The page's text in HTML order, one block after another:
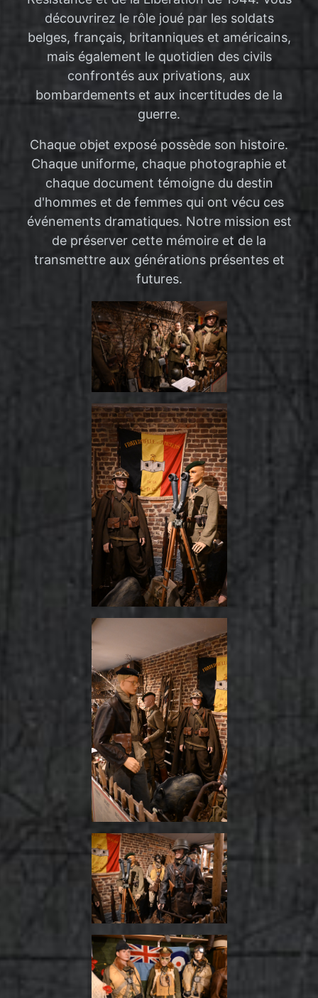
découvrirez le rôle joué par les soldats
belges, français, britanniques et américains,
mais également le quotidien des civils
confrontés aux privations, aux
bombardements et aux incertitudes de la
guerre.
Chaque objet exposé possède son histoire.
Chaque uniforme, chaque photographie et
chaque document témoigne du destin
d'hommes et de femmes qui ont vécu ces
événements dramatiques. Notre mission est
de préserver cette mémoire et de la
transmettre aux générations présentes et
futures.